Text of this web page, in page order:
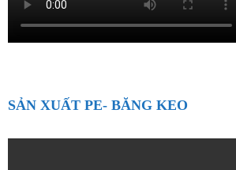
SẢN XUẤT PE- BĂNG KEO